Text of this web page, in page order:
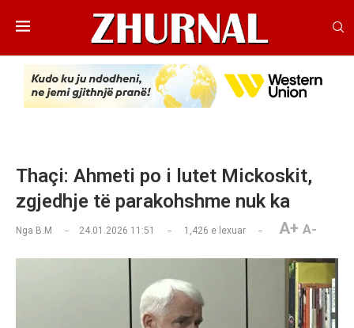
Thaçi: Ahmeti po i lutet Mickoskit,
zgjedhje të parakohshme nuk ka
Nga B.M 24.01.2026 11:51 1,426 e lexuar A+ A-